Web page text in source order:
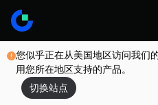
您似乎正在从美国地区访问我们
用您所在地区支持的产品。
切换站点